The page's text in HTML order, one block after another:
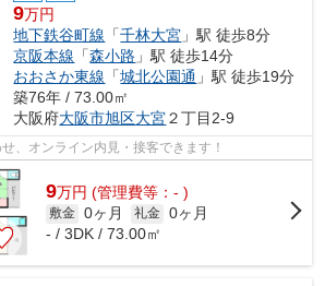
9万円
地下鉄谷町線 「千林大宮 」駅 徒歩8分
京阪本線 「森小路 」駅 徒歩14分
おおさか東線 「城北公園通 」駅 徒歩19分
築76年 / 73.00㎡
大阪府大阪市旭区大宮２丁目2-9
、オンライン内見・接客できます！
9万円 (管理費等：- )
敷金 0ヶ月 礼金 0ヶ月
- / 3DK / 73.00㎡